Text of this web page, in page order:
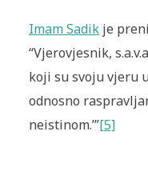
Imam Sadikje
“Vjerovjesnik,
koji su svoju vjeru
odnosno
neistinom.’”[5]